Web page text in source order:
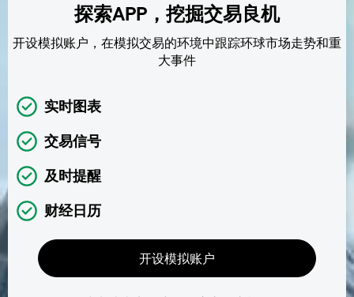
探索APP，挖掘交易良机
开设模拟账户，在模拟交易的环境中跟踪环球市场走势和重
大事件
实时图表
交易信号
及时提醒
财经日历